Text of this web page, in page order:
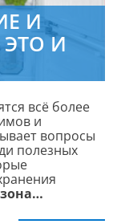
И
И
всё более
и
вопросы
полезных
зона…